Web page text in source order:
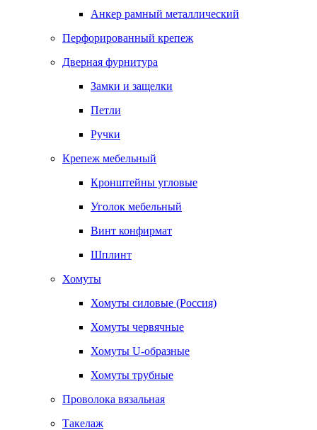
Анкер рамный металлический
Перфорированный крепеж
Дверная фурнитура
Замки и защелки
Петли
Ручки
Крепеж мебельный
Кронштейны угловые
Уголок мебельный
Винт конфирмат
Шплинт
Хомуты
Хомуты силовые (Россия)
Хомуты червячные
Хомуты U-образные
Хомуты трубные
Проволока вязальная
Такелаж